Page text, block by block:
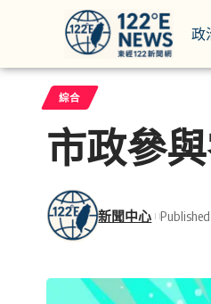
政
綜合
市政參
新聞中心